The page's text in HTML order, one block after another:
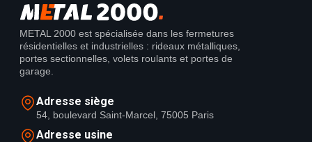
METAL 2000 est spécialisée dans les fermetures
résidentielles et industrielles : rideaux métalliques,
portes sectionnelles, volets roulants et portes de
garage.
Adresse siège
54, boulevard Saint-Marcel, 75005 Paris
Adresse usine